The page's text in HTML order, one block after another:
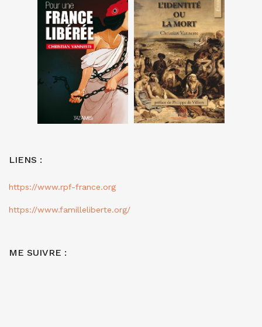
LIENS :
https://www.rpf-france.org
https://www.familleliberte.org/
ME SUIVRE :